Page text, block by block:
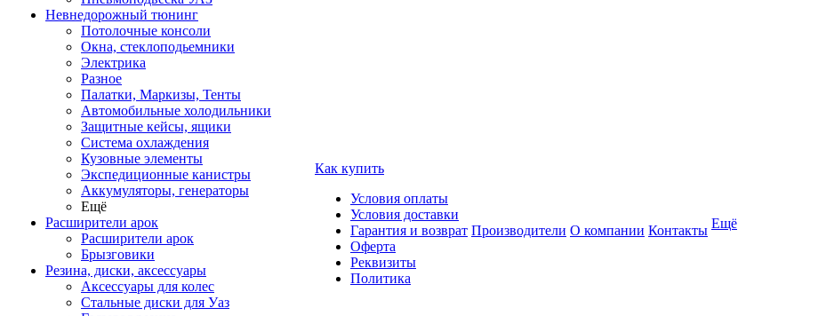
Невнедорожный тюнинг
Потолочные консоли
Окна, стеклоподьемники
Электрика
Разное
Палатки, Маркизы, Тенты
Автомобильные холодильники
Защитные кейсы, ящики
Система охлаждения
Кузовные элементы
Экспедиционные канистры
Аккумуляторы, генераторы
Ещё
Расширители арок
Расширители арок
Брызговики
Резина, диски, аксессуары
Аксессуары для колес
Стальные диски для Уаз
Как купить
Условия оплаты
Условия доставки
Гарантия и возврат
Оферта
Реквизиты
Политика
Производители О компании Контакты Ещё